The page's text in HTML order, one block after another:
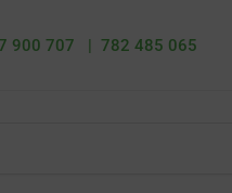
900 707 | 782 485 065